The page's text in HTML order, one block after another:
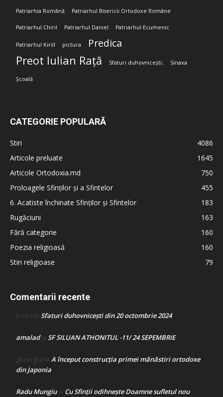
Patriarhia Română Patriarhul Bisericii Ortodoxe Române
Patriarhul Chiril Patriarhul Daniel Patriarhul Ecumenic
Patriarhul Kirill pictura Predica
Preot Iulian Rață Sfaturi duhovnicești; Sinaxa
Școală
CATEGORIE POPULARĂ
Stiri
4086
Articole preluate
1645
Articole Ortodoxia.md
750
Proloagele Sfinților și a Sfintelor
455
6. Acatiste închinate Sfinților și Sfintelor
183
Rugăciuni
163
Fără categorie
160
Poezia religioasă
160
Stiri religioase
79
Comentarii recente
Doina la Sfaturi duhovnicești din 20 octombrie 2024
amaladla SF SILUAN ATHONITUL -11/ 24 SEPEMBRIE
gheorghe la A început construcţia primei mănăstiri ortodoxe
din Japonia
Radu Mungiula Cu Sfinții odihnește Doamne sufletul nou